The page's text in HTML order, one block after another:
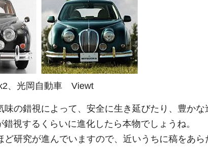
、光岡自動車 Viewt
の錯視によって、安全に生き延びたり、豊かな
視するくらいに進化したら本物でしょうね。
ど研究が進んでいますので、近いうちに稿をあ